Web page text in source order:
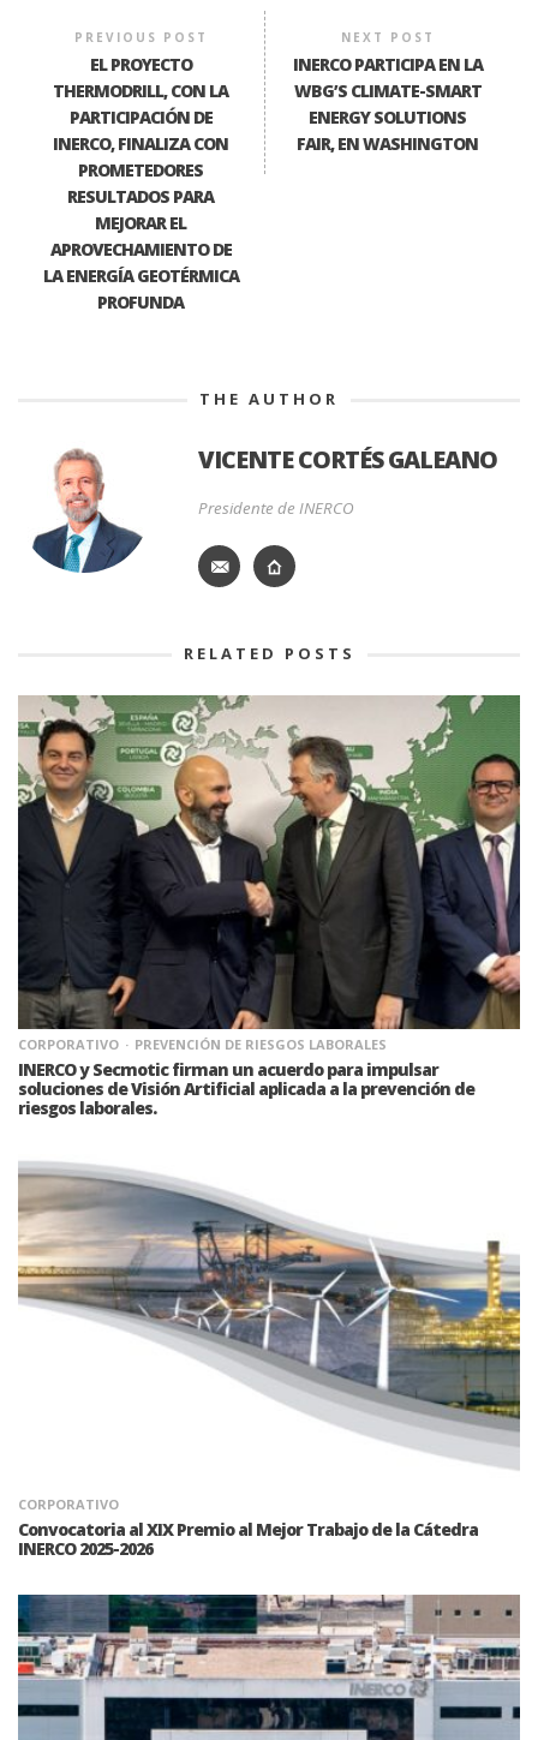
PREVIOUS POST
EL PROYECTO
THERMODRILL, CON LA
PARTICIPACIÓN DE
INERCO, FINALIZA CON
PROMETEDORES
RESULTADOS PARA
MEJORAR EL
APROVECHAMIENTO DE
LA ENERGÍA GEOTÉRMICA
PROFUNDA
NEXT POST
INERCO PARTICIPA EN LA
WBG’S CLIMATE-SMART
ENERGY SOLUTIONS
FAIR, EN WASHINGTON
THE AUTHOR
VICENTE CORTÉS GALEANO
Presidente de INERCO
RELATED POSTS
CORPORATIVO PREVENCIÓN DE RIESGOS LABORALES
INERCO y Secmotic firman un acuerdo para impulsar
soluciones de Visión Artificial aplicada a la prevención de
riesgos laborales.
CORPORATIVO
Convocatoria al XIX Premio al Mejor Trabajo de la Cátedra
INERCO 2025-2026